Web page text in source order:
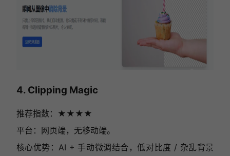
4. Clipping Magic
推荐指数：★★★★
平台：网页端，无移动端。
核心优势：AI + 手动微调结合，低对比度 / 杂乱背景